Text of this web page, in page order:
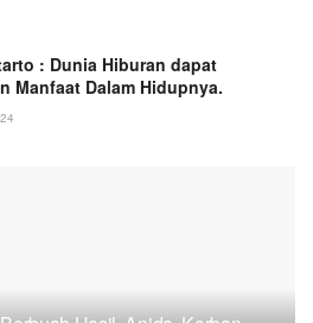
: Dunia Hiburan dapat
Manfaat Dalam Hidupnya.